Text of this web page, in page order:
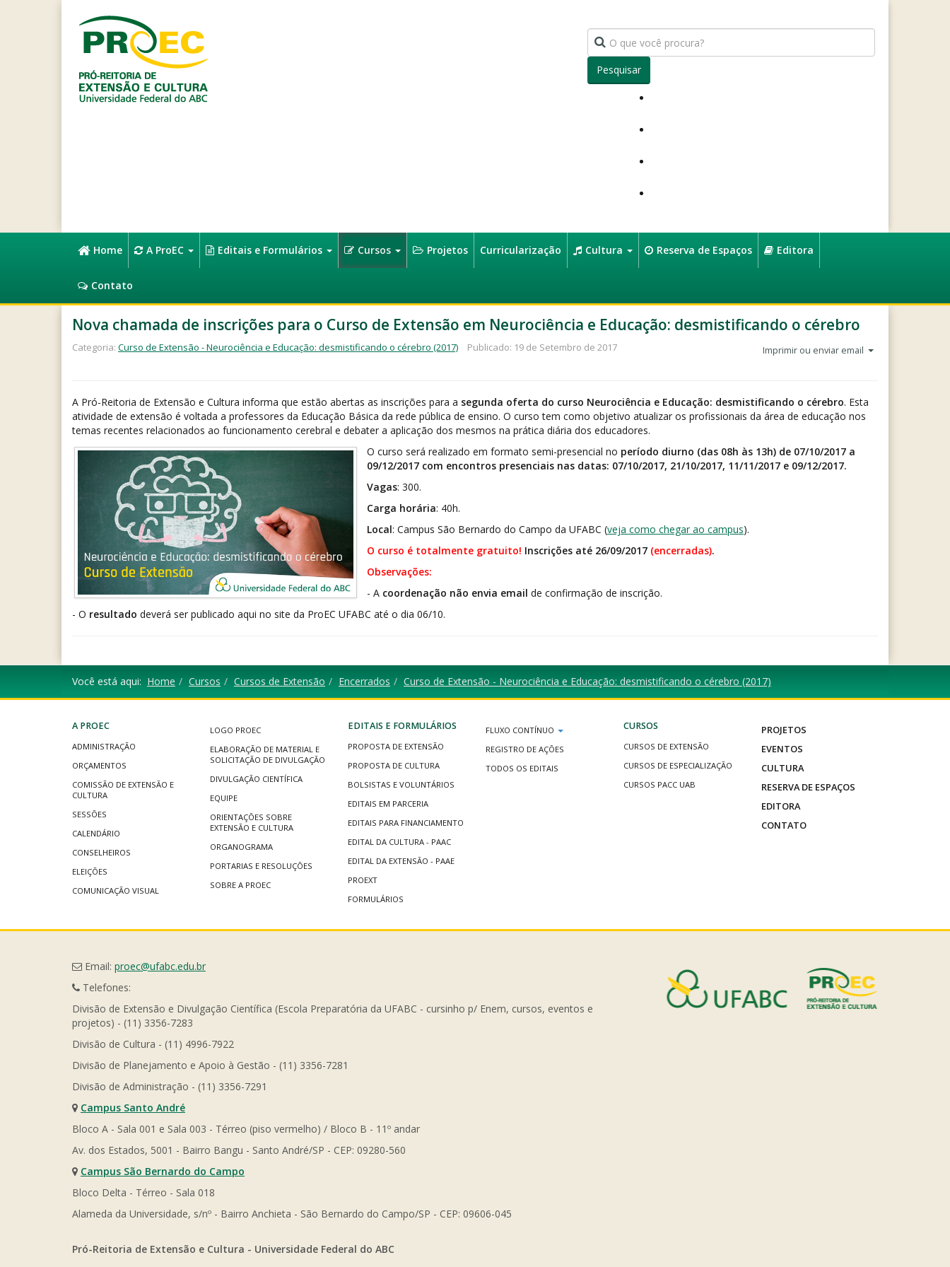
Pesquisar
Home A ProEC Editais e Formulários Cursos Projetos Curricularização Cultura Reserva de Espaços Editora
Contato
Nova chamada de inscrições para o Curso de Extensão em Neurociência e Educação: desmistificando o cérebro
Imprimir ou enviar email
Categoria: Curso de Extensão - Neurociência e Educação: desmistificando o cérebro (2017) Publicado: 19 de Setembro de 2017
A Pró-Reitoria de Extensão e Cultura informa que estão abertas as inscrições para a segunda oferta do curso Neurociência e Educação: desmistificando o cérebro. Esta
atividade de extensão é voltada a professores da Educação Básica da rede pública de ensino. O curso tem como objetivo atualizar os profissionais da área de educação nos
temas recentes relacionados ao funcionamento cerebral e debater a aplicação dos mesmos na prática diária dos educadores.
O curso será realizado em formato semi-presencial no período diurno (das 08h às 13h) de 07/10/2017 a
09/12/2017 com encontros presenciais nas datas: 07/10/2017, 21/10/2017, 11/11/2017 e 09/12/2017.
Vagas: 300.
Carga horária: 40h.
Local: Campus São Bernardo do Campo da UFABC (veja como chegar ao campus).
O curso é totalmente gratuito! Inscrições até 26/09/2017 (encerradas).
Observações:
- A coordenação não envia email de confirmação de inscrição.
- O resultado deverá ser publicado aqui no site da ProEC UFABC até o dia 06/10.
Você está aqui: Home Cursos Cursos de Extensão Encerrados Curso de Extensão - Neurociência e Educação: desmistificando o cérebro (2017)
A PROEC
ADMINISTRAÇÃO
ORÇAMENTOS
COMISSÃO DE EXTENSÃO E
CULTURA
SESSÕES
CALENDÁRIO
CONSELHEIROS
ELEIÇÕES
COMUNICAÇÃO VISUAL
LOGO PROEC
ELABORAÇÃO DE MATERIAL E
SOLICITAÇÃO DE DIVULGAÇÃO
DIVULGAÇÃO CIENTÍFICA
EQUIPE
ORIENTAÇÕES SOBRE
EXTENSÃO E CULTURA
ORGANOGRAMA
PORTARIAS E RESOLUÇÕES
SOBRE A PROEC
EDITAIS E FORMULÁRIOS
PROPOSTA DE EXTENSÃO
PROPOSTA DE CULTURA
BOLSISTAS E VOLUNTÁRIOS
EDITAIS EM PARCERIA
EDITAIS PARA FINANCIAMENTO
EDITAL DA CULTURA - PAAC
EDITAL DA EXTENSÃO - PAAE
PROEXT
FORMULÁRIOS
FLUXO CONTÍNUO
REGISTRO DE AÇÕES
TODOS OS EDITAIS
CURSOS
CURSOS DE EXTENSÃO
CURSOS DE ESPECIALIZAÇÃO
CURSOS PACC UAB
PROJETOS
EVENTOS
CULTURA
RESERVA DE ESPAÇOS
EDITORA
CONTATO
Email: proec@ufabc.edu.br
Telefones:
Divisão de Extensão e Divulgação Científica (Escola Preparatória da UFABC - cursinho p/ Enem, cursos, eventos e
projetos) - (11) 3356-7283
Divisão de Cultura - (11) 4996-7922
Divisão de Planejamento e Apoio à Gestão - (11) 3356-7281
Divisão de Administração - (11) 3356-7291
Campus Santo André
Bloco A - Sala 001 e Sala 003 - Térreo (piso vermelho) / Bloco B - 11º andar
Av. dos Estados, 5001 - Bairro Bangu - Santo André/SP - CEP: 09280-560
Campus São Bernardo do Campo
Bloco Delta - Térreo - Sala 018
Alameda da Universidade, s/nº - Bairro Anchieta - São Bernardo do Campo/SP - CEP: 09606-045
Pró-Reitoria de Extensão e Cultura - Universidade Federal do ABC